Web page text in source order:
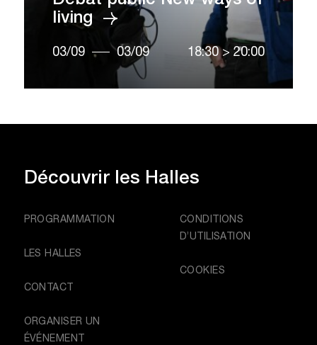
living
03/09 03/09 18:30 > 20:00
Découvrirles Halles
CONDITIONS
D’UTILISATION
COOKIES
PROGRAMMATION
LES HALLES
CONTACT
ORGANISER UN
ÉVÉNEMENT